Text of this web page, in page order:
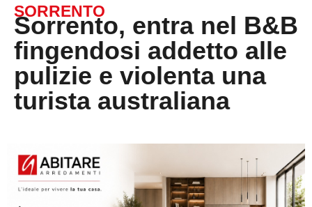
SORRENTO
Sorrento, entra nel B&B
fingendosi addetto alle
pulizie e violenta una
turista australiana